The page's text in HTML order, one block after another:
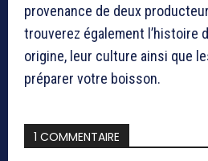
provenance de deux
trouverez également l’histoire
origine, leur culture ainsi que
préparer votre boisson.
1 COMMENTAIRE